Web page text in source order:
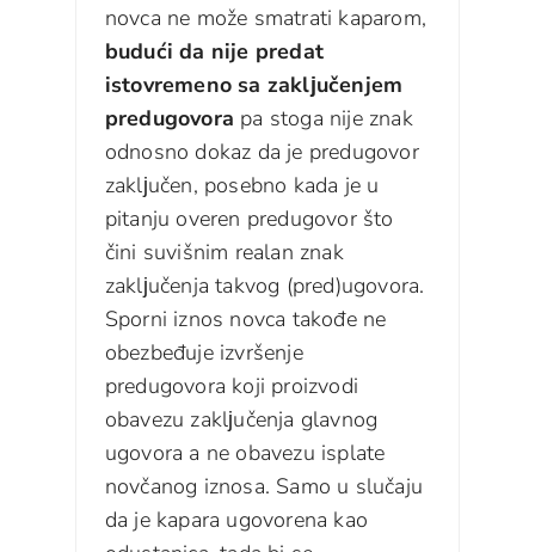
novca ne može smatrati kaparom,
budući da nije predat
istovremeno sa zaklјučenjem
predugovora pa stoga nije znak
odnosno dokaz da je predugovor
zaklјučen, posebno kada je u
pitanju overen predugovor što
čini suvišnim realan znak
zaklјučenja takvog (pred)ugovora.
Sporni iznos novca takođe ne
obezbeđuje izvršenje
predugovora koji proizvodi
obavezu zaklјučenja glavnog
ugovora a ne obavezu isplate
novčanog iznosa. Samo u slučaju
da je kapara ugovorena kao